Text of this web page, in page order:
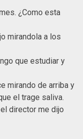
¿Como esta
mirandola a los
que estudiar y
mirando de arriba y
el trage saliva.
director me dijo